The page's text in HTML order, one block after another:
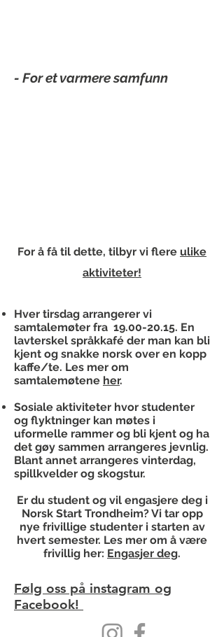
- For et varmere samfunn
For å få til dette, tilbyr vi flere ulike
aktiviteter!
Hver tirsdag arrangerer vi
samtalemøter fra 19.00-20.15. En
lavterskel språkkafé der man kan bli
kjent og snakke norsk over en kopp
kaffe/te. Les mer om
samtalemøtene her.
Sosiale aktiviteter hvor studenter
og flyktninger kan møtes i
uformelle rammer og bli kjent og ha
det gøy sammen arrangeres jevnlig.
Blant annet arrangeres vinterdag,
spillkvelder og skogstur.
Er du student og vil engasjere deg i
Norsk Start Trondheim? Vi tar opp
nye frivillige studenter i starten av
hvert semester. Les mer om å være
frivillig her: Engasjer deg.
Følg oss på instagram og
Facebook!